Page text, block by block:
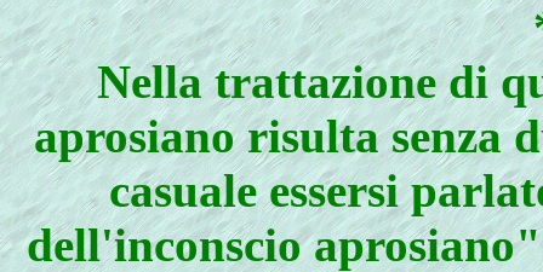
Nella trattazione di
aprosiano risulta senza
casuale essersi
dell'inconscio aprosiano"